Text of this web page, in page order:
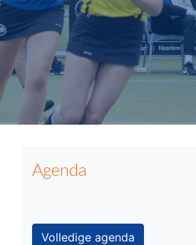
Agenda
Volledige agenda